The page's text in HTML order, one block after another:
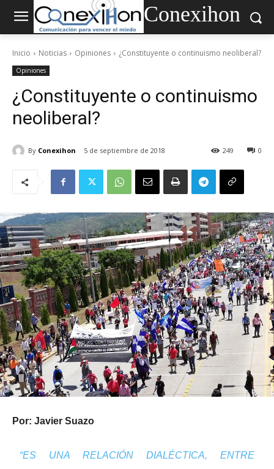
Conexihon
Inicio Noticias Opiniones ¿Constituyente o continuismo neoliberal?
Opiniones
¿Constituyente o continuismo
neoliberal?
By Conexihon 5 de septiembre de 2018 0
249
Por: Javier Suazo
“ES UNA RELACIÓN DIALÉCTICA, ENTRE